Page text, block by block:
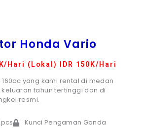
Honda Vario
Hari (Lokal) IDR 150K/Hari
yang kami rental di medan
tahun tertinggi dan di
resmi.
Kunci Pengaman Ganda